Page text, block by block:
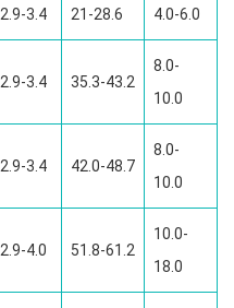
2.9-3.4 21-28.6 4.0-6.0
2.9-3.4 35.3-43.2
8.0-
10.0
2.9-3.4 42.0-48.7
8.0-
10.0
2.9-4.0 51.8-61.2
10.0-
18.0